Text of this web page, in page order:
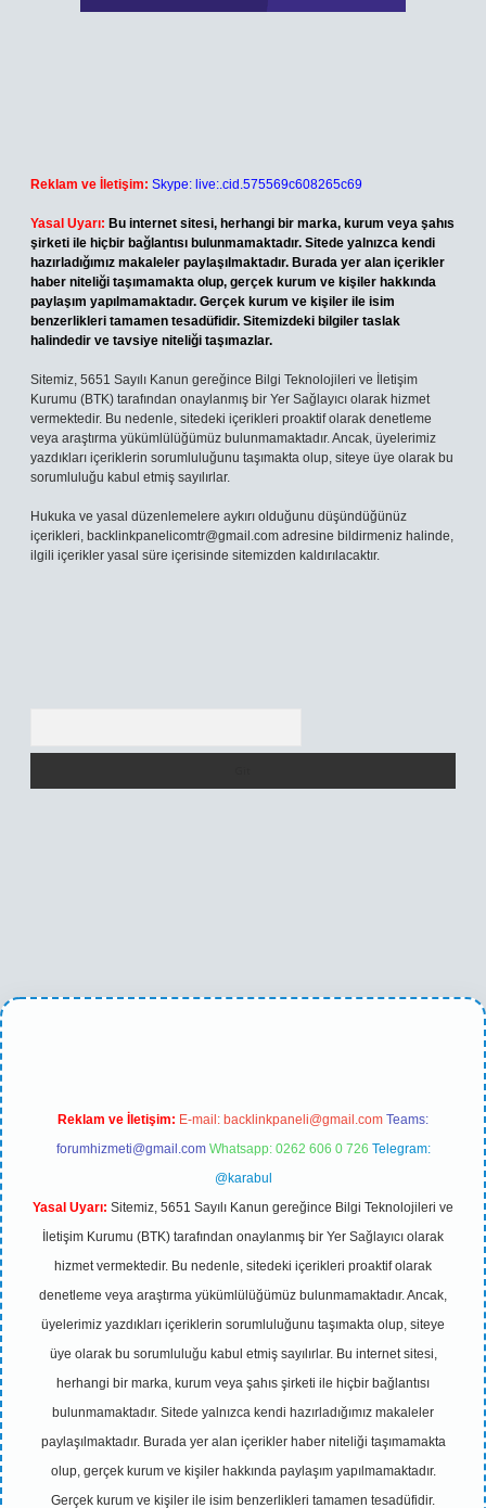
Reklam ve İletişim: Skype: live:.cid.575569c608265c69
Yasal Uyarı: Bu internet sitesi, herhangi bir marka, kurum veya şahıs
şirketi ile hiçbir bağlantısı bulunmamaktadır. Sitede yalnızca kendi
hazırladığımız makaleler paylaşılmaktadır. Burada yer alan içerikler
haber niteliği taşımamakta olup, gerçek kurum ve kişiler hakkında
paylaşım yapılmamaktadır. Gerçek kurum ve kişiler ile isim
benzerlikleri tamamen tesadüfidir. Sitemizdeki bilgiler taslak
halindedir ve tavsiye niteliği taşımazlar.
Sitemiz, 5651 Sayılı Kanun gereğince Bilgi Teknolojileri ve İletişim
Kurumu (BTK) tarafından onaylanmış bir Yer Sağlayıcı olarak hizmet
vermektedir. Bu nedenle, sitedeki içerikleri proaktif olarak denetleme
veya araştırma yükümlülüğümüz bulunmamaktadır. Ancak, üyelerimiz
yazdıkları içeriklerin sorumluluğunu taşımakta olup, siteye üye olarak bu
sorumluluğu kabul etmiş sayılırlar.
Hukuka ve yasal düzenlemelere aykırı olduğunu düşündüğünüz
içerikleri, backlinkpanelicomtr@gmail.com adresine bildirmeniz halinde,
ilgili içerikler yasal süre içerisinde sitemizden kaldırılacaktır.
yeni giriş
Reklam ve İletişim: E-mail: backlinkpaneli@gmail.com Teams:
forumhizmeti@gmail.com Whatsapp: 0262 606 0 726 Telegram:
@karabul
Yasal Uyarı: Sitemiz, 5651 Sayılı Kanun gereğince Bilgi Teknolojileri ve
İletişim Kurumu (BTK) tarafından onaylanmış bir Yer Sağlayıcı olarak
hizmet vermektedir. Bu nedenle, sitedeki içerikleri proaktif olarak
denetleme veya araştırma yükümlülüğümüz bulunmamaktadır. Ancak,
üyelerimiz yazdıkları içeriklerin sorumluluğunu taşımakta olup, siteye
üye olarak bu sorumluluğu kabul etmiş sayılırlar. Bu internet sitesi,
herhangi bir marka, kurum veya şahıs şirketi ile hiçbir bağlantısı
bulunmamaktadır. Sitede yalnızca kendi hazırladığımız makaleler
paylaşılmaktadır. Burada yer alan içerikler haber niteliği taşımamakta
olup, gerçek kurum ve kişiler hakkında paylaşım yapılmamaktadır.
Gerçek kurum ve kişiler ile isim benzerlikleri tamamen tesadüfidir.